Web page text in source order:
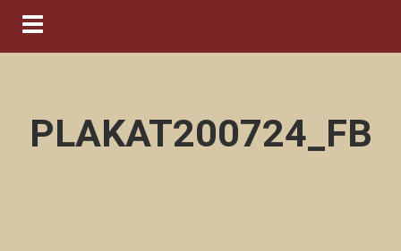
Navigation ein-/ausblenden
PLAKAT200724_FB